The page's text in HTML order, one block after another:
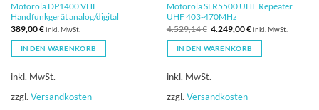
Motorola DP1400 VHF
Handfunkgerät analog/digital
389,00€inkl. MwSt.
IN DEN WARENKORB
inkl. MwSt.
zzgl. Versandkosten
Motorola SLR5500 UHF Repeater
UHF 403-470MHz
4.529,14€ Ursprünglicher
war:
4.529,14 €
4.249,00€Aktueller
ist:
4.249,00 €.
inkl. MwSt.
IN DEN WARENKORB
inkl. MwSt.
zzgl. Versandkosten